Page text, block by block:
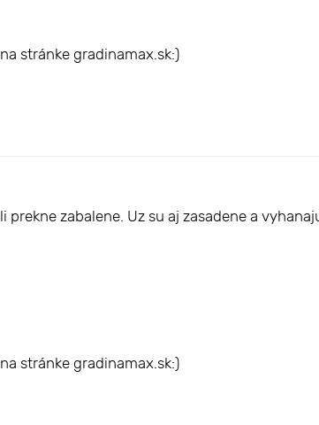
stránke gradinamax.sk:)
zabalene. Uz su aj zasadene a
stránke gradinamax.sk:)